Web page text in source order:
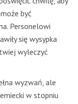
być
Personelowi
się wysypka
wyleczyć
wyzwań, ale
w stopniu